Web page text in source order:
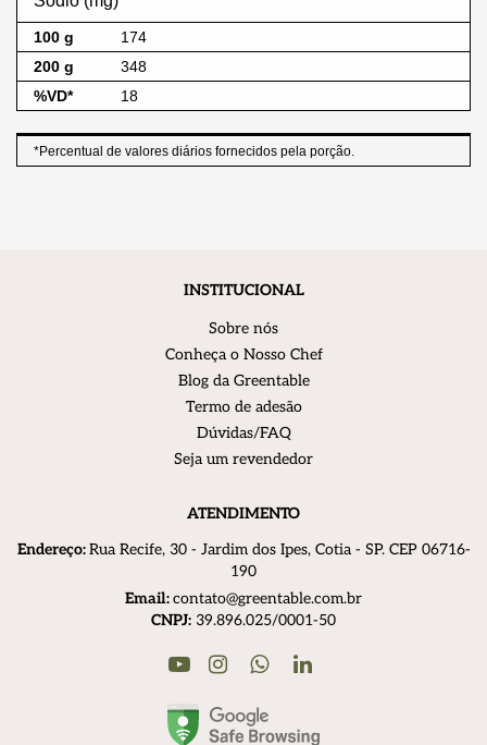
174
348
18
*Percentual de valores diários fornecidos pela porção.
INSTITUCIONAL
Sobre nós
Conheça o Nosso Chef
Blog da Greentable
Termo de adesão
Dúvidas/FAQ
Seja um revendedor
ATENDIMENTO
Endereço:Rua Recife, 30 - Jardim dos Ipes, Cotia - SP. CEP 06716-
190
Email:contato@greentable.com.br
CNPJ: 39.896.025/0001-50
YoutubeInstagramWhatsApp
Linkedin